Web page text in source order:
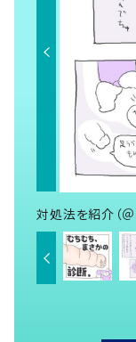
対処法を紹介（